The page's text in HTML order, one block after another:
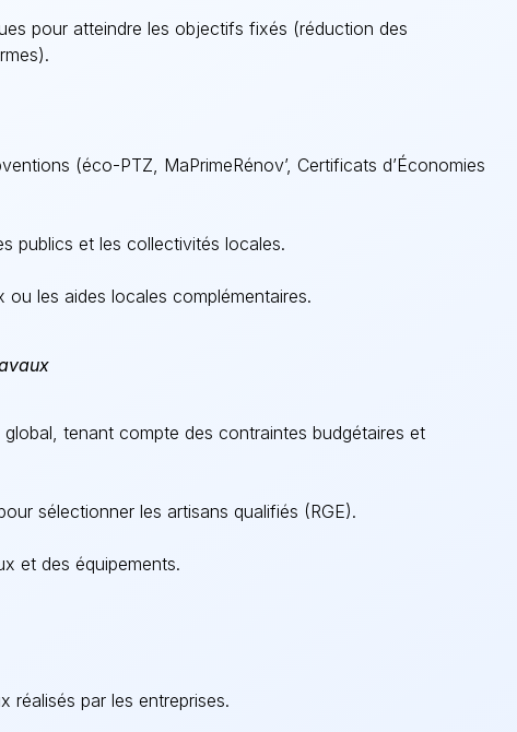
pour atteindre les objectifs fixés (réduction des
(éco-PTZ, MaPrimeRénov’, Certificats d’Économies
publics et les collectivités locales.
les aides locales complémentaires.
global, tenant compte des contraintes budgétaires et
sélectionner les artisans qualifiés (RGE).
et des équipements.
réalisés par les entreprises.